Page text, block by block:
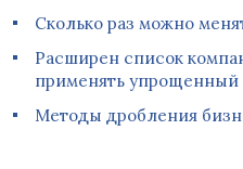
Сколько раз можно
Расширен список
применять упрощенный
Методы дробления